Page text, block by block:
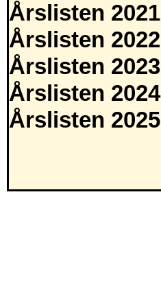
Årslisten 2021
Årslisten 2022
Årslisten 2023
Årslisten 2024
Årslisten 2025